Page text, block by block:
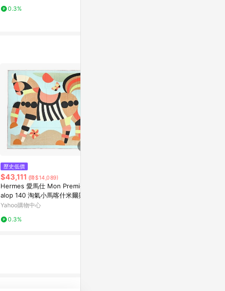
0.3%
歷史低價
$43,111 (降$14,089)
Hermes 愛馬仕 Mon Premier G
alop 140 淘氣小馬喀什米爾與真
絲混紡方巾(冰川藍/珊瑚紅/黑)
Yahoo購物中心
0.3%